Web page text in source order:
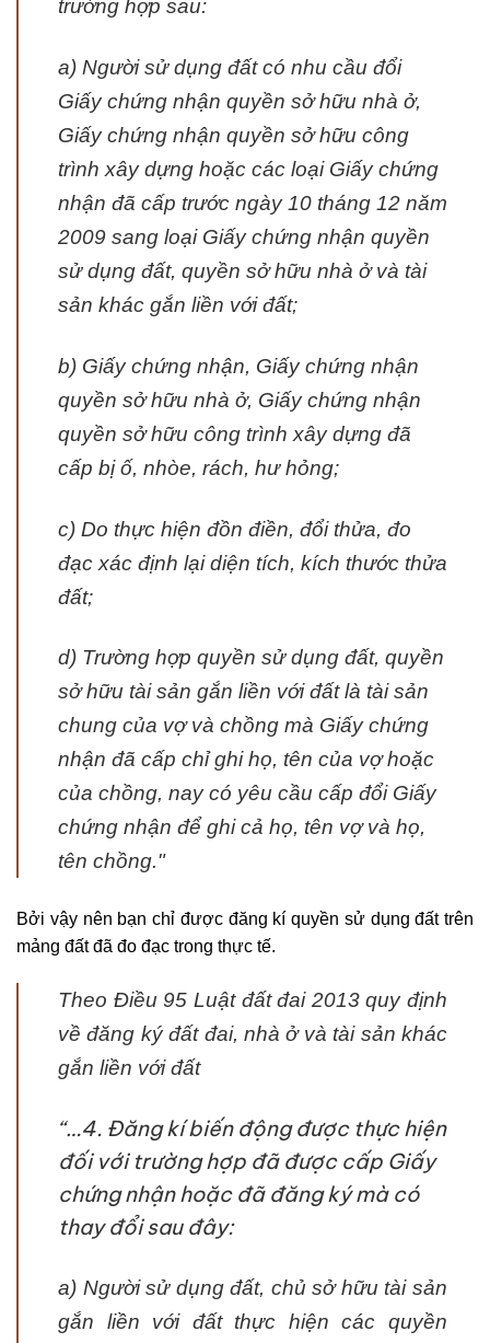
trường hợp sau:
a) Người sử dụng đất có nhu cầu đổi
Giấy chứng nhận quyền sở hữu nhà ở,
Giấy chứng nhận quyền sở hữu công
trình xây dựng hoặc các loại Giấy chứng
nhận đã cấp trước ngày 10 tháng 12 năm
2009 sang loại Giấy chứng nhận quyền
sử dụng đất, quyền sở hữu nhà ở và tài
sản khác gắn liền với đất;
b) Giấy chứng nhận, Giấy chứng nhận
quyền sở hữu nhà ở, Giấy chứng nhận
quyền sở hữu công trình xây dựng đã
cấp bị ố, nhòe, rách, hư hỏng;
c) Do thực hiện đồn điền, đổi thửa, đo
đạc xác định lại diện tích, kích thước thửa
đất;
d) Trường hợp quyền sử dụng đất, quyền
sở hữu tài sản gắn liền với đất là tài sản
chung của vợ và chồng mà Giấy chứng
nhận đã cấp chỉ ghi họ, tên của vợ hoặc
của chồng, nay có yêu cầu cấp đổi Giấy
chứng nhận để ghi cả họ, tên vợ và họ,
tên chồng."
Bởi vậy nên bạn chỉ được đăng kí quyền sử dụng đất trên
mảng đất đã đo đạc trong thực tế.
Theo Điều 95 Luật đất đai 2013 quy định
về đăng ký đất đai, nhà ở và tài sản khác
gắn liền với đất
“…4. Đăng kí biến động được thực hiện
đối với trường hợp đã được cấp Giấy
chứng nhận hoặc đã đăng ký mà có
thay đổi sau đây:
a) Người sử dụng đất, chủ sở hữu tài sản
gắn liền với đất thực hiện các quyền